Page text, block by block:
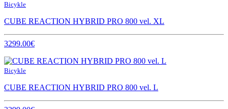
Bicykle
CUBE REACTION HYBRID PRO 800 vel. XL
3299.00€
Bicykle
CUBE REACTION HYBRID PRO 800 vel. L